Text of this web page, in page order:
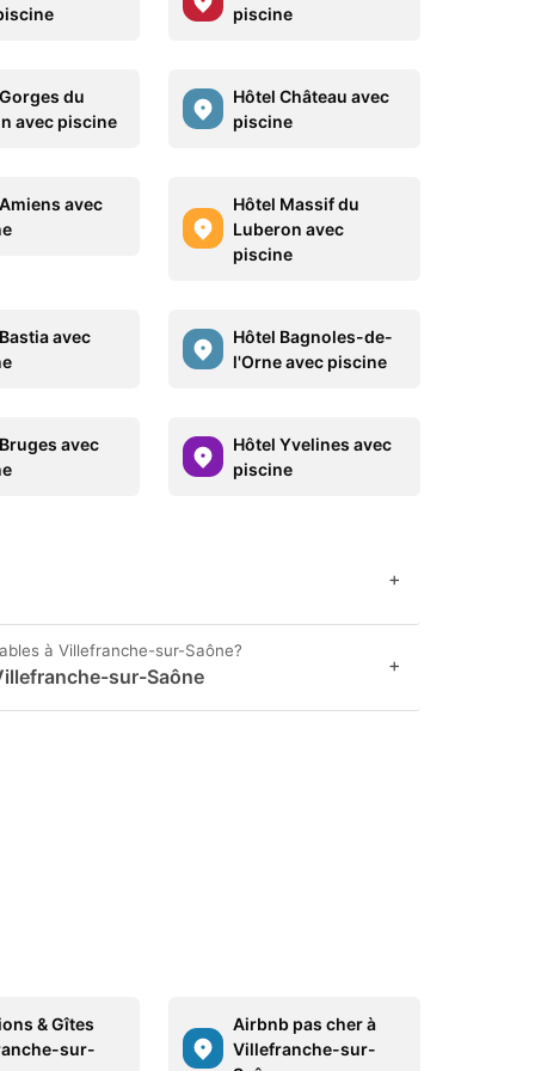
piscine
du
avec piscine
Hôtel Château avec
piscine
avec
Hôtel Massif du
Luberon avec
piscine
avec
Hôtel Bagnoles-de-
l'Orne avec piscine
avec
Hôtel Yvelines avec
piscine
+
à Villefranche-sur-Saône?
sur-Saône +
& Gîtes
sur-
Airbnb pas cher à
Villefranche-sur-